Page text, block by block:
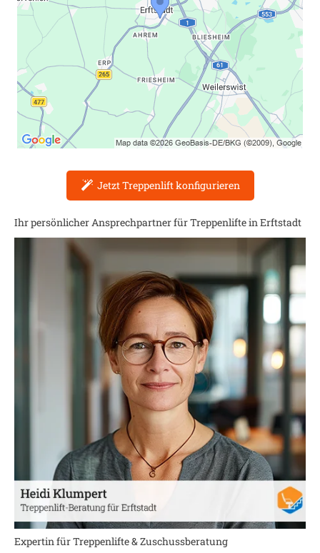
Jetzt Treppenlift konfigurieren
Ihr persönlicher Ansprechpartner für Treppenlifte inErftstadt
Expertin für Treppenlifte & Zuschussberatung